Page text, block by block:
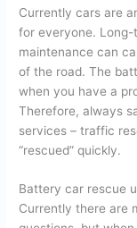
Currently cars are
for everyone.
maintenance can
of the road. The
when you have a
Therefore, always
services – traffic
“rescued” quickly.
Battery car rescue
Currently there are